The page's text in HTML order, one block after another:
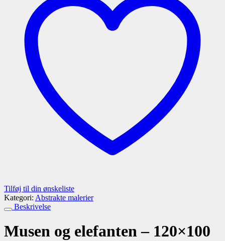
Tilføj til din ønskeliste
Kategori: Abstrakte malerier
Beskrivelse
Musen og elefanten – 120×100